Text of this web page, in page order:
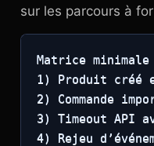
sur les parcours à
Matrice
1) Produit créé
2) Commande
3) Timeout API
4) Rejeu